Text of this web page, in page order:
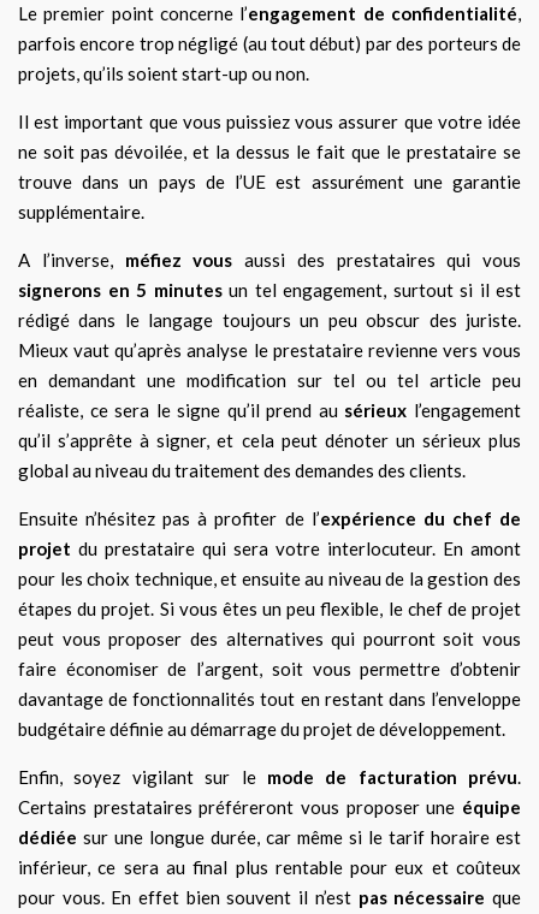
Le premier point concerne l’engagement de confidentialité
parfois encore trop négligé (au tout début) par des porteurs de
projets, qu’ils soient start-up ou non.
Il est important que vous puissiez vous assurer que votre idée
ne soit pas dévoilée, et la dessus le fait que le prestataire se
trouve dans un pays de l’UE est assurément une garantie
supplémentaire.
A l’inverse, méfiez vous aussi des prestataires qui vous
signerons en 5 minutesun tel engagement, surtout si il est
rédigé dans le langage toujours un peu obscur des juriste.
Mieux vaut qu’après analyse le prestataire revienne vers vous
en demandant une modification sur tel ou tel article peu
réaliste, ce sera le signe qu’il prend au sérieux l’engagement
qu’il s’apprête à signer, et cela peut dénoter un sérieux plus
global au niveau du traitement des demandes des clients.
Ensuite n’hésitez pas à profiter de l’expérience du chef de
projet du prestataire qui sera votre interlocuteur. En amont
pour les choix technique, et ensuite au niveau de la gestion des
étapes du projet. Si vous êtes un peu flexible, le chef de projet
peut vous proposer des alternatives qui pourront soit vous
faire économiser de l’argent, soit vous permettre d’obtenir
davantage de fonctionnalités tout en restant dans l’enveloppe
budgétaire définie au démarrage du projet de développement.
Enfin, soyez vigilant sur le mode de facturation prévu
Certains prestataires préféreront vous proposer une équipe
dédiée sur une longue durée, car même si le tarif horaire est
inférieur, ce sera au final plus rentable pour eux et coûteux
pour vous. En effet bien souvent il n’est pas nécessaire que